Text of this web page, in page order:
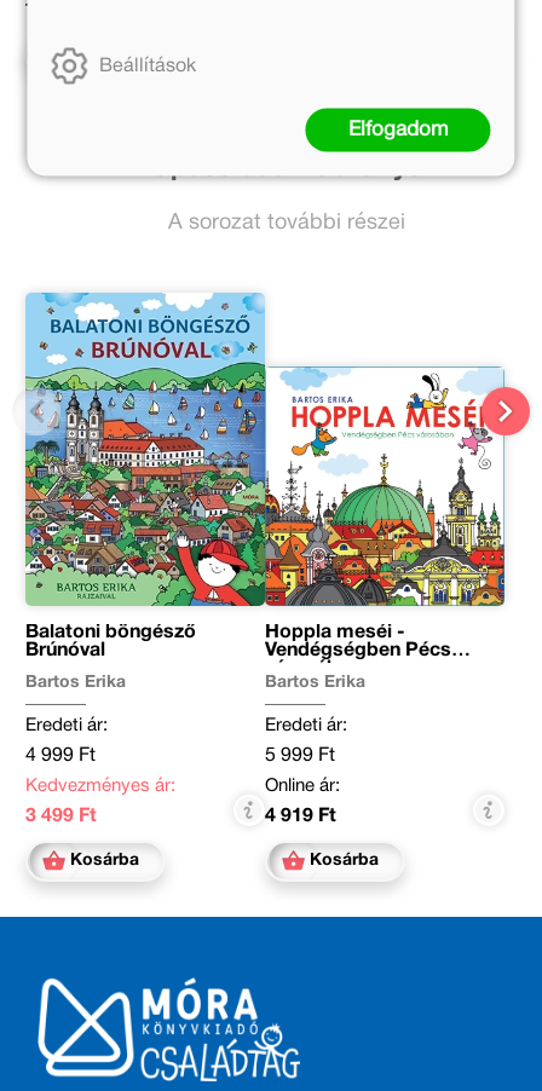
1 229 Ft
Kosárba
A sorozat további részei
Balatoni böngésző
Brúnóval
Bartos Erika
Eredeti ár:
4 999 Ft
Kedvezményes ár:
3 499 Ft
Kosárba
Hoppla meséi -
Vendégségben Pécs
Bartos Erika
Eredeti ár:
5 999 Ft
Online ár:
4 919 Ft
Kosárba
Beállítások
Elfogadom